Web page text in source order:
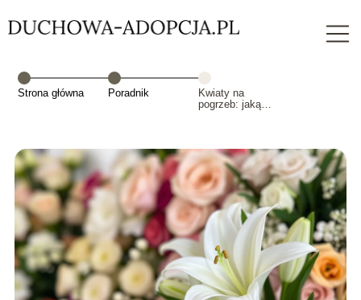
Strona główna Poradnik
Kwiaty na
pogrzeb: jaką
pożegnanie?